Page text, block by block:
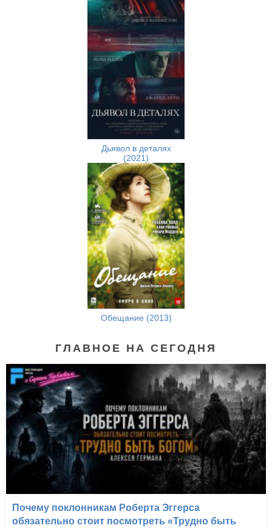
Дьявол в деталях
(2021)
Обещание (2013)
ГЛАВНОЕ НА СЕГОДНЯ
Почему поклонникам Роберта Эггерса
обязательно стоит посмотреть «Трудно быть